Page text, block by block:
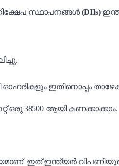
സ്ഥാപനങ്ങൾ (DIIs)
ഇതിനൊപ്പം
ഒരു 38500 ആയി കണക്കാക്കാം.
ഇത് ഇന്ത്യൻ